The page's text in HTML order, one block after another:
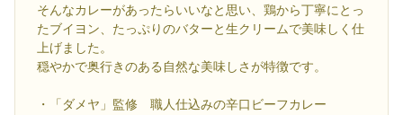
そんなカレーがあったらいいなと思い、鶏から丁寧にとっ
たブイヨン、たっぷりのバターと生クリームで美味しく仕
上げました。
穏やかで奥行きのある自然な美味しさが特徴です。
・「ダメヤ」監修 職人仕込みの辛口ビーフカレー